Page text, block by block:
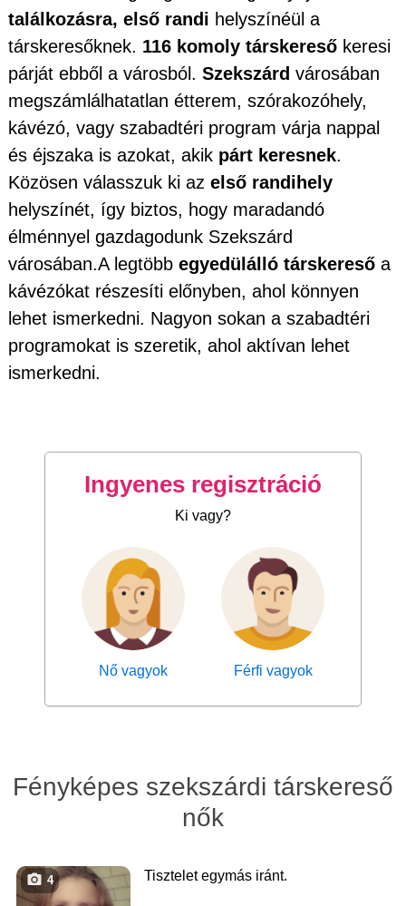
találkozásra, első randi helyszínéül a
társkeresőknek. 116 komoly társkereső keresi
párját ebből a városból. Szekszárd városában
megszámlálhatatlan étterem, szórakozóhely,
kávézó, vagy szabadtéri program várja nappal
és éjszaka is azokat, akik párt keresnek.
Közösen válasszuk ki az első randihely
helyszínét, így biztos, hogy maradandó
élménnyel gazdagodunk Szekszárd
városában.A legtöbb egyedülálló társkereső a
kávézókat részesíti előnyben, ahol könnyen
lehet ismerkedni. Nagyon sokan a szabadtéri
programokat is szeretik, ahol aktívan lehet
ismerkedni.
Ingyenes regisztráció
Ki vagy?
Nő vagyok Férfi vagyok
Fényképes szekszárdi társkereső
nők
4 Tisztelet egymás iránt.